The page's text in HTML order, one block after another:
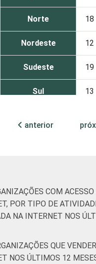
Norte 18
Nordeste 12
Sudeste 19
Sul 13
Cultura e
recreação
15
Desenvolvimento
anterior
COM ACESSO
POR TIPO DE
NA INTERNET NOS
QUE
NOS ÚLTIMOS 12